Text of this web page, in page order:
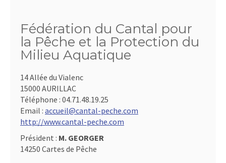
Fédération du Cantal pour
la Pêche et la Protection du
Milieu Aquatique
14 Allée du Vialenc
15000 AURILLAC
Téléphone : 04.71.48.19.25
Email : accueil@cantal-peche.com
http://www.cantal-peche.com
Président : M. GEORGER
14250 Cartes de Pêche